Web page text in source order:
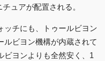
ュアが配置される。
ッチにも、トゥールビヨン
ルビヨン機構が内蔵されて
ビヨンよりも全然安く、1